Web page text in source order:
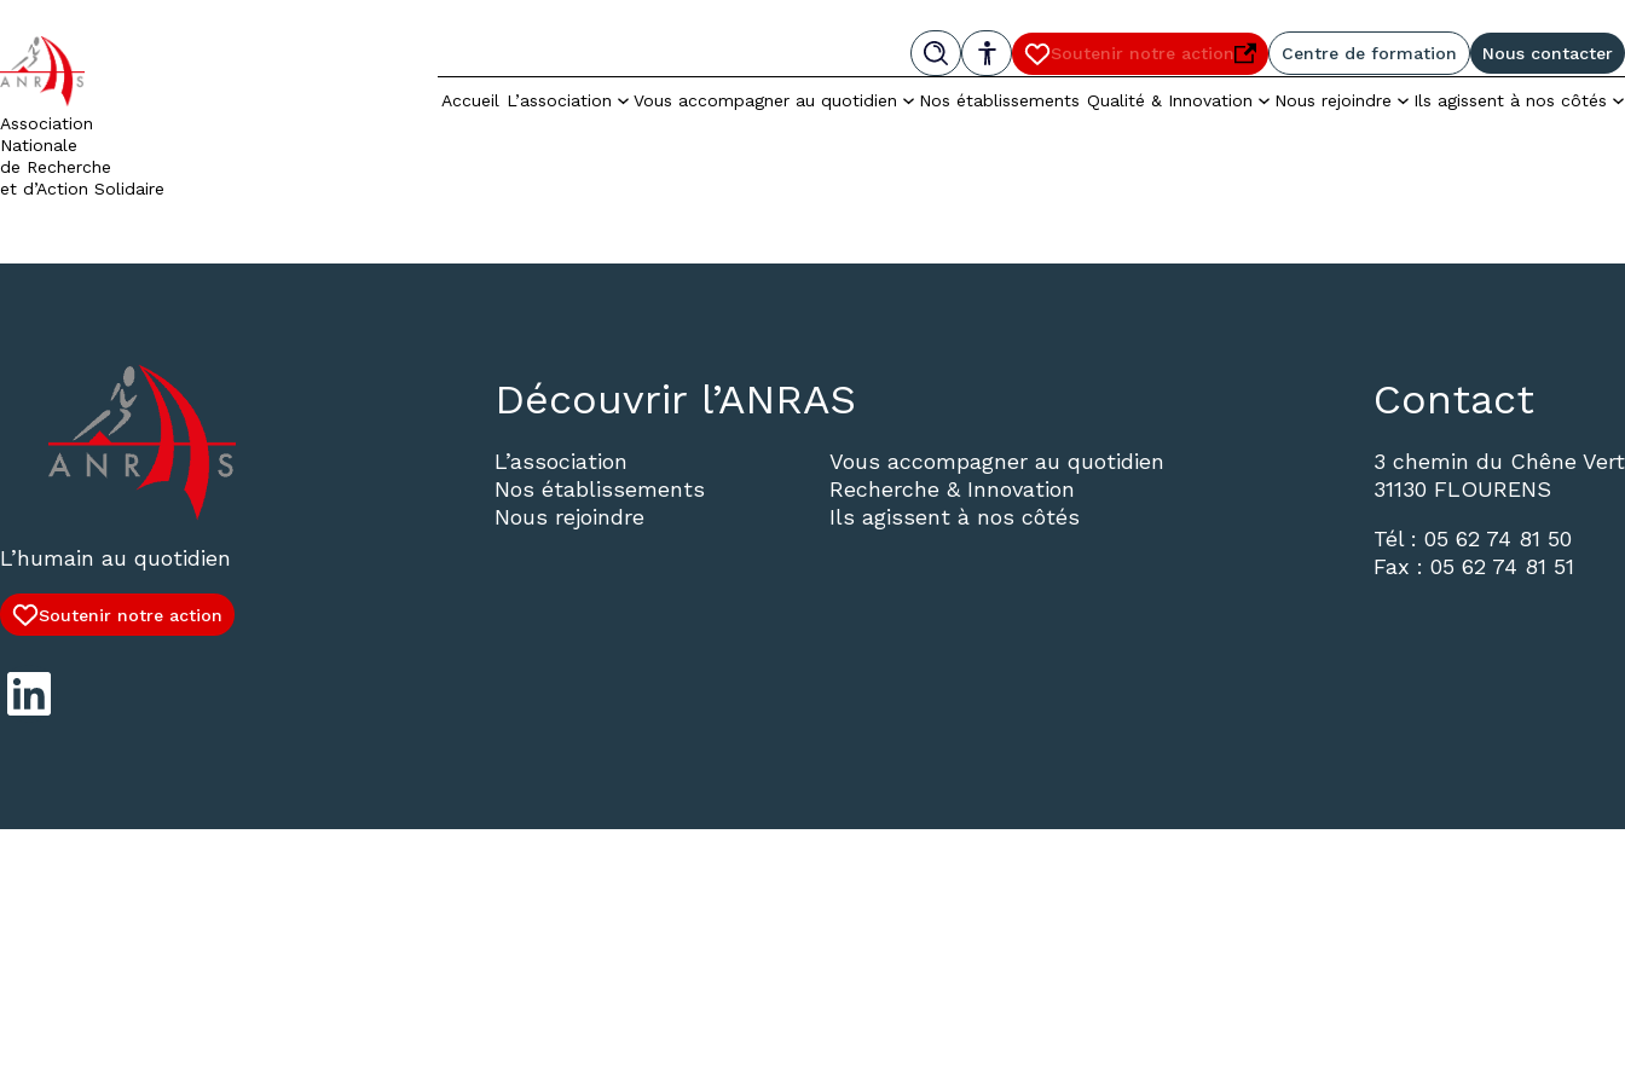
Paramètres d’accessibilité Contenu Pied de page
Association
Nationale
de Recherche
et d’Action Solidaire
Soutenir notre action
– Nouvelle fenêtre Centre de formation Nous contacter
Accueil L’association Vous accompagner au quotidien Nos établissements Qualité & Innovation Nous rejoindre Ils agissent à nos côtés
L’humain au quotidien
Soutenir notre action
LinkedIn
Découvrir l’ANRAS
L’association
Vous accompagner au quotidien
Nos établissements
Recherche & Innovation
Nous rejoindre
Ils agissent à nos côtés
Contact
3 chemin du Chêne Vert
31130 FLOURENS
Tél : 05 62 74 81 50
Fax : 05 62 74 81 51